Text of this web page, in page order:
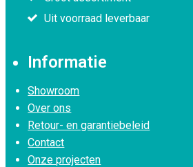
Uit voorraad leverbaar
Informatie
Showroom
Over ons
Retour- en garantiebeleid
Contact
Onze projecten